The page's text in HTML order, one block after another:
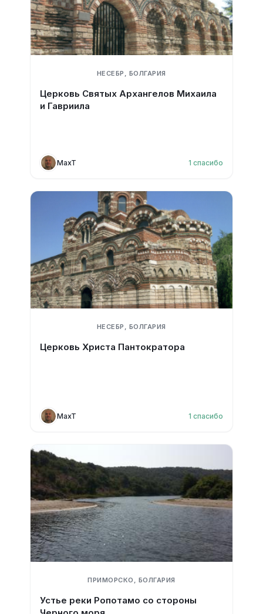
НЕСЕБР, БОЛГАРИЯ
Церковь Святых Архангелов Михаила
и Гавриила
MaxT 1 спасибо
НЕСЕБР, БОЛГАРИЯ
Церковь Христа Пантократора
MaxT 1 спасибо
ПРИМОРСКО, БОЛГАРИЯ
Устье реки Ропотамо со стороны